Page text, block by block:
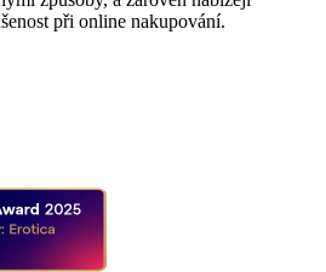
při online nakupování.